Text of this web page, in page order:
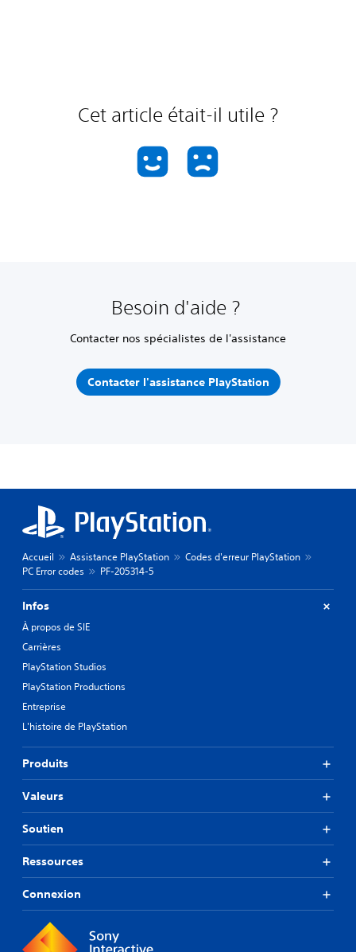
Cet article était-il utile ?
Besoin d'aide ?
Contacter nos spécialistes de l'assistance
Contacter l'assistance PlayStation
Accueil Assistance PlayStation
Codes d'erreur PlayStation
PC Error codes
PF-205314-5
Infos
À propos de SIE
Carrières
PlayStation Studios
PlayStation Productions
Entreprise
L'histoire de PlayStation
Produits
Valeurs
Soutien
Ressources
Connexion